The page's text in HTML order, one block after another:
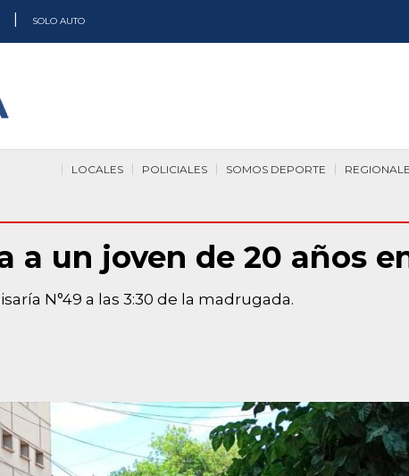
SOLO AUTO
SOMOS DEPORTE
POLICIALES
LOCALES
a un joven de 20 años
N°49 a las 3:30 de la madrugada.